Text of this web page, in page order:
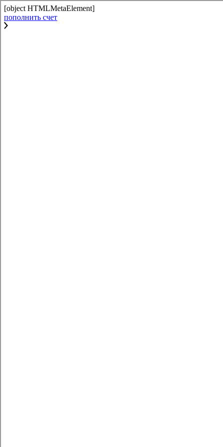
[object HTMLMetaElement]
пополнить счет